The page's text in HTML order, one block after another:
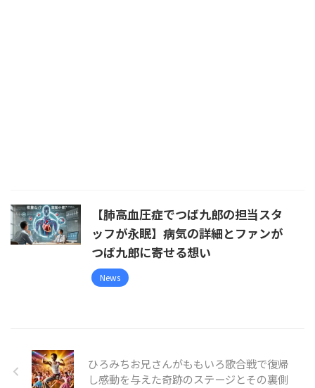
【肺高血圧症でつば九郎の担当スタ
ッフが永眠】病気の詳細とファンが
つば九郎に寄せる想い
News
ひろみちお兄さんがももいろ歌合戦で復帰
し感動を与えた奇跡のステージとその裏側